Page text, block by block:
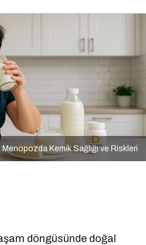
Menopozda Kemik Sağlığı ve Riskleri
döngüsünde doğal